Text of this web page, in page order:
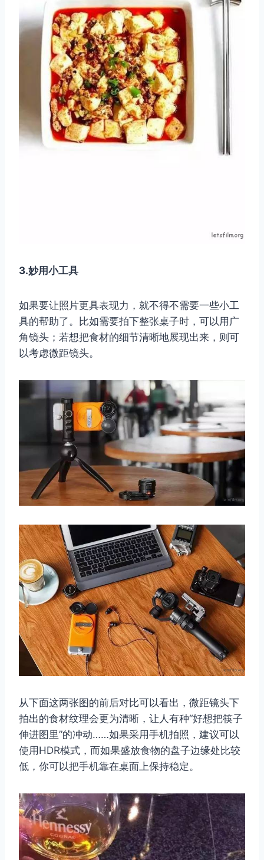
3.妙用小工具
如果要让照片更具表现力，就不得不需要一些小工
具的帮助了。比如需要拍下整张桌子时，可以用广
角镜头；若想把食材的细节清晰地展现出来，则可
以考虑微距​​镜头。
从下面这两张图的前后对比可以看出，微距镜头下
拍出的食材纹理会更为清晰，让人有种“好想把筷子
伸进图里”的冲动……如果采用手机拍照，建议可以
使用HDR模式，而如果盛放食物的盘子边缘处比较
低，你可以把手机靠在桌面上保持稳定。